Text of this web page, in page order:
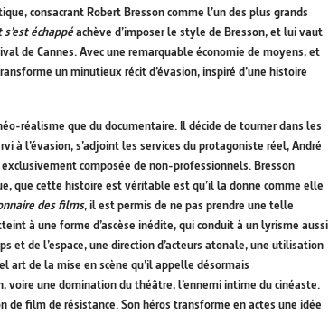
consacrant Robert Bresson comme l’un des plus grands
échappéachève d’imposer le style de Bresson, et lui vaut
de Cannes. Avec une remarquable économie de moyens, et
un minutieux récit d’évasion, inspiré d’une histoire
réalisme que du documentaire. Il décide de tourner dans les
à l’évasion, s’adjoint les services du protagoniste réel, André
composée de non-professionnels. Bresson
que cette histoire est véritable est qu’il la donne comme elle
des films, il est permis de ne pas prendre une telle
à une forme d’ascèse inédite, qui conduit à un lyrisme aussi
de l’espace, une direction d’acteurs atonale, une utilisation
art de la mise en scène qu’il appelle désormais
une domination du théâtre, l’ennemi intime du cinéaste.
film de résistance. Son héros transforme en actes une idée